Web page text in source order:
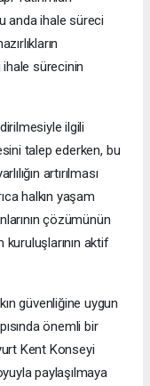
anda ihale süreci
ihale sürecinin
ilgili
talep ederken, bu
artırılması
halkın yaşam
çözümünün
aktif
güvenliğine uygun
önemli bir
Kent Konseyi
paylaşılmaya